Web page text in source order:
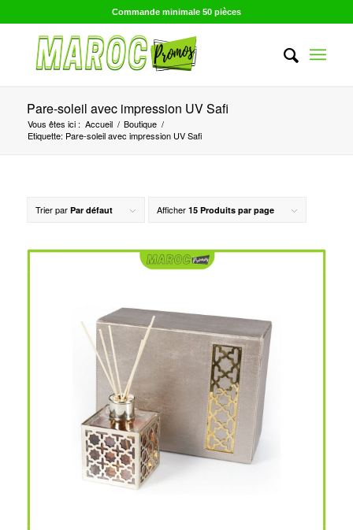
Commande minimale 50 pièces
Pare-soleil avec impression UV Safi
Vous êtes ici : Accueil / Boutique /
Etiquette: Pare-soleil avec impression UV Safi
Trier par Par défaut Afficher 15 Produits par page